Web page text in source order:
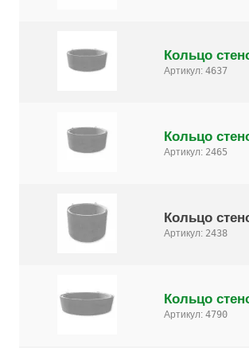
Кольцо
Артикул: 4637
Кольцо
Артикул: 2465
Кольцо
Артикул: 2438
Кольцо
Артикул: 4790